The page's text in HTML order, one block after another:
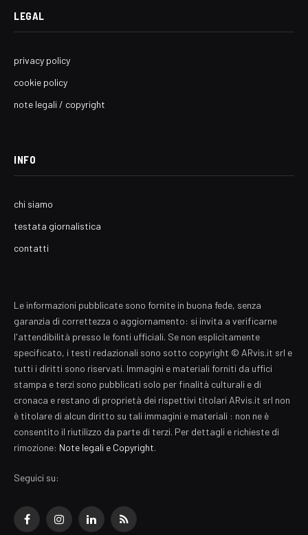
LEGAL
privacy policy
cookie policy
note legali / copyright
INFO
chi siamo
testata giornalistica
contatti
Le informazioni pubblicate sono fornite in buona fede, senza
garanzia di correttezza o aggiornamento: si invita a verificarne
l'attendibilità presso le fonti ufficiali. Se non esplicitamente
specificato, i testi redazionali sono sotto copyright © ARvis.it srl e
tutti i diritti sono riservati. Immagini e materiali forniti da uffici
stampa e terzi sono pubblicati solo per finalità culturali e di
cronaca e restano di proprietà dei rispettivi titolari ARvis.it srl non
è titolare di alcun diritto su tali immagini e materiali : non ne è
consentito il riutilizzo da parte di terzi. Per dettagli e richieste di
rimozione: Note legali e Copyright.
Seguici su:
FacebookInstagramLinkedInRSS